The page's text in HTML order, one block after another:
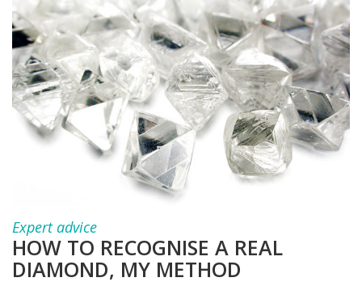
Expert advice
HOW TO RECOGNISE A REAL
DIAMOND, MY METHOD